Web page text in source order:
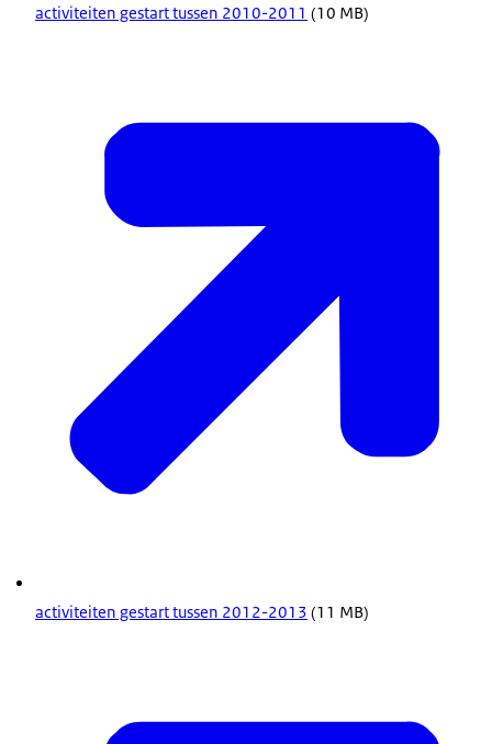
activiteiten gestart tussen 2010-2011 (10 MB)
activiteiten gestart tussen 2012-2013 (11 MB)